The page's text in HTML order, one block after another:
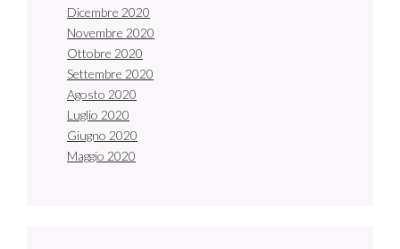
Dicembre 2020
Novembre 2020
Ottobre 2020
Settembre 2020
Agosto 2020
Luglio 2020
Giugno 2020
Maggio 2020